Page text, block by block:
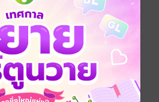
เข้าใจได้เป็นอย่างดี
ม.
pdf
25 กุมภาพันธ์ 2564